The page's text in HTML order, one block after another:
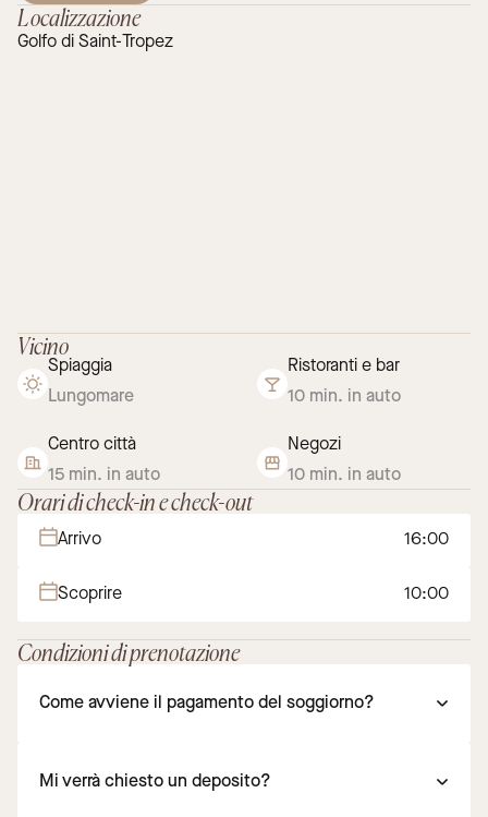
Localizzazione
Golfo di Saint-Tropez
Vicino
Spiaggia
Lungomare
Ristoranti e bar
10 min. in auto
Centro città
15 min. in auto
Negozi
10 min. in auto
Orari di check-in e check-out
Arrivo 16:00
Scoprire 10:00
Condizioni di prenotazione
Come avviene il pagamento del soggiorno?
Mi verrà chiesto un deposito?